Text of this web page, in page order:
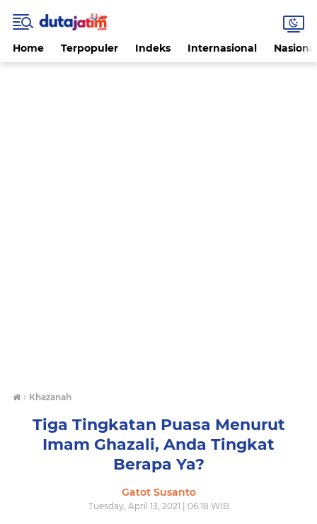
Home Terpopuler Indeks Internasional
› Khazanah
Tiga Tingkatan Puasa Menurut
Imam Ghazali, Anda Tingkat
Berapa Ya?
Gatot Susanto
Tuesday, April 13, 2021 | 06:18 WIB